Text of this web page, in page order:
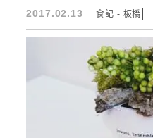
2017.02.13 食記 - 板橋